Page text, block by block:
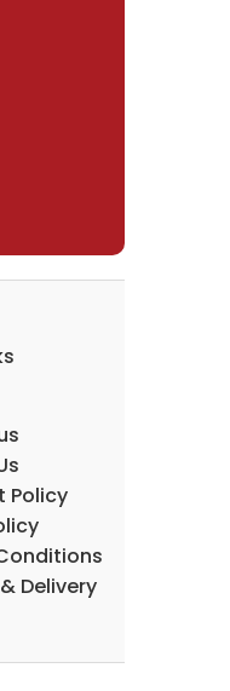
Policy
Delivery